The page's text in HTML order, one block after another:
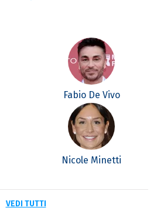
Fabio De Vivo
Nicole Minetti
VEDI TUTTI